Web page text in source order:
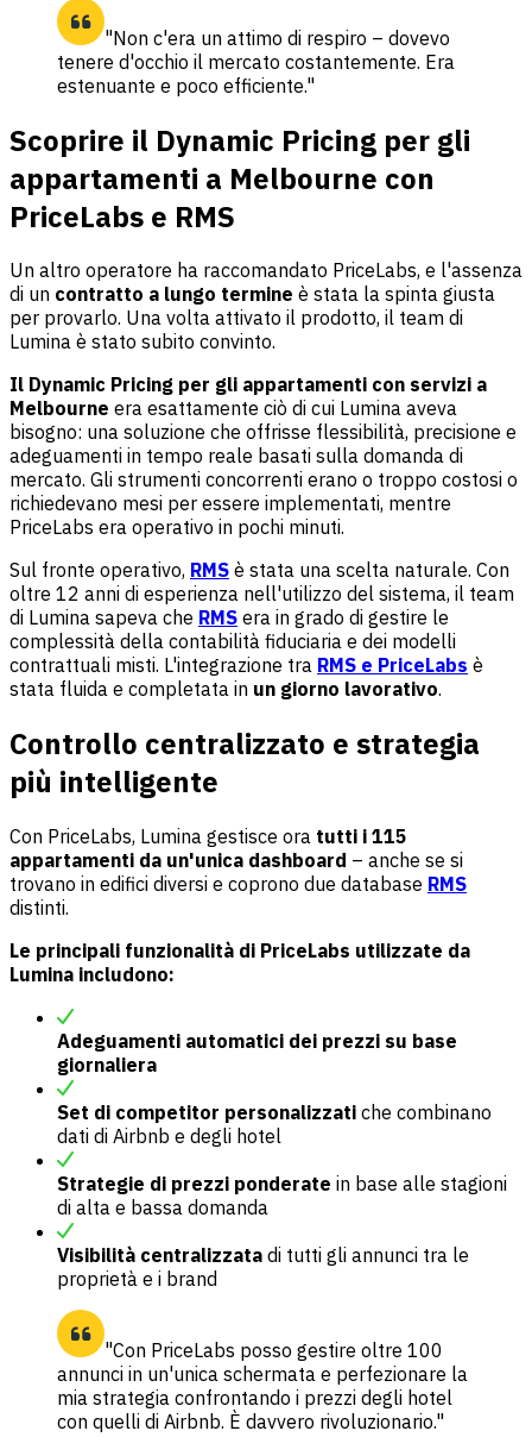
"Non c'era un attimo di respiro – dovevo
tenere d'occhio il mercato costantemente. Era
estenuante e poco efficiente."
Scoprire il Dynamic Pricing per gli
appartamenti a Melbourne con
PriceLabs e RMS
Un altro operatore ha raccomandato PriceLabs, e l'assenza
di un contratto a lungo termine è stata la spinta giusta
per provarlo. Una volta attivato il prodotto, il team di
Lumina è stato subito convinto.
Il Dynamic Pricing per gli appartamenti con servizi a
Melbourne era esattamente ciò di cui Lumina aveva
bisogno: una soluzione che offrisse flessibilità, precisione e
adeguamenti in tempo reale basati sulla domanda di
mercato. Gli strumenti concorrenti erano o troppo costosi o
richiedevano mesi per essere implementati, mentre
PriceLabs era operativo in pochi minuti.
Sul fronte operativo, RMS è stata una scelta naturale. Con
oltre 12 anni di esperienza nell'utilizzo del sistema, il team
di Lumina sapeva che RMS era in grado di gestire le
complessità della contabilità fiduciaria e dei modelli
contrattuali misti. L'integrazione tra RMS e PriceLabs è
stata fluida e completata in un giorno lavorativo.
Controllo centralizzato e strategia
più intelligente
Con PriceLabs, Lumina gestisce ora tutti i 115
appartamenti da un'unica dashboard – anche se si
trovano in edifici diversi e coprono due database RMS
distinti.
Le principali funzionalità di PriceLabs utilizzate da
Lumina includono:
Adeguamenti automatici dei prezzi su base
giornaliera
Set di competitor personalizzati che combinano
dati di Airbnb e degli hotel
Strategie di prezzi ponderate in base alle stagioni
di alta e bassa domanda
Visibilità centralizzata di tutti gli annunci tra le
proprietà e i brand
"Con PriceLabs posso gestire oltre 100
annunci in un'unica schermata e perfezionare la
mia strategia confrontando i prezzi degli hotel
con quelli di Airbnb. È davvero rivoluzionario."